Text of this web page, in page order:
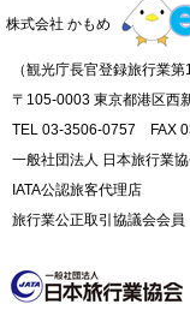
株式会社 かもめ
（観光庁長官登録旅行業第
〒105-0003 東京都港区西
TEL 03-3506-0757 FAX
一般社団法人 日本旅行業
IATA公認旅客代理店
旅行業公正取引協議会会員